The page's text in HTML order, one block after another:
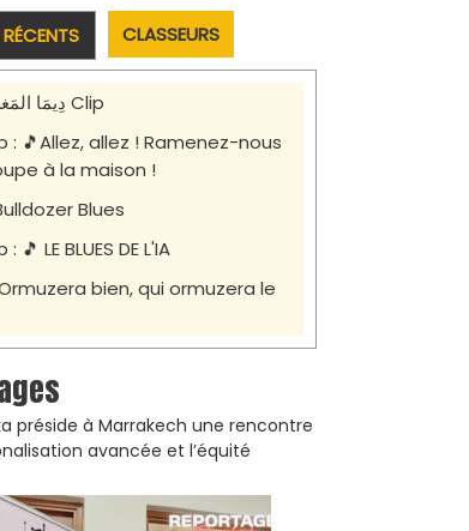
CLASSEURS
دِيمَا المَغرِب Clip
: 🎵Allez, allez ! Ramenez-nous
à la maison !
Blues
: 🎵 LE BLUES DE L'IA
bien, qui ormuzera le
préside à Marrakech une rencontre
avancée et l’équité